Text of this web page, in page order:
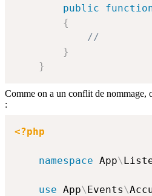
public
{
//
}
}
Comme on a un conflit de nommage,
:
<?php
namespace App\
use App\Events\